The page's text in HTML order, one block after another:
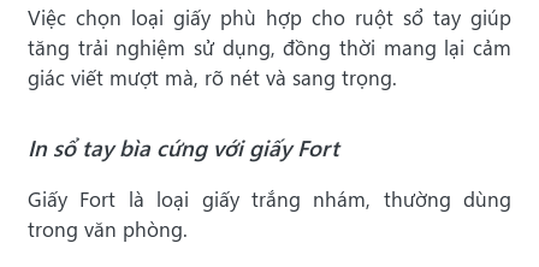
Việc chọn loại giấy phù hợp cho ruột sổ tay giúp
tăng trải nghiệm sử dụng, đồng thời mang lại cảm
giác viết mượt mà, rõ nét và sang trọng.
In sổ tay bìa cứng với giấy Fort
Giấy Fort là loại giấy trắng nhám, thường dùng
trong văn phòng.